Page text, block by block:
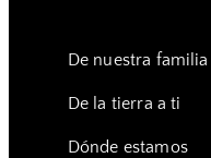
De nuestra
De la tierra a ti
Dónde estamos